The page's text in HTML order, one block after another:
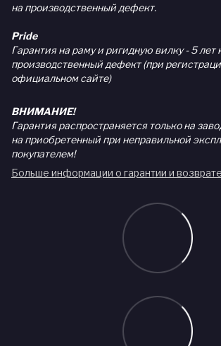
на производственный дефект.
Pride
Гарантия на раму и ригидную вилку - 5 лет
производственный дефект (при
официальном сайте)
ВНИМАНИЕ!
Гарантия распространяется только на
на приобретенный при неправильной
покупателем!
Больше информации о гарантии и возврате